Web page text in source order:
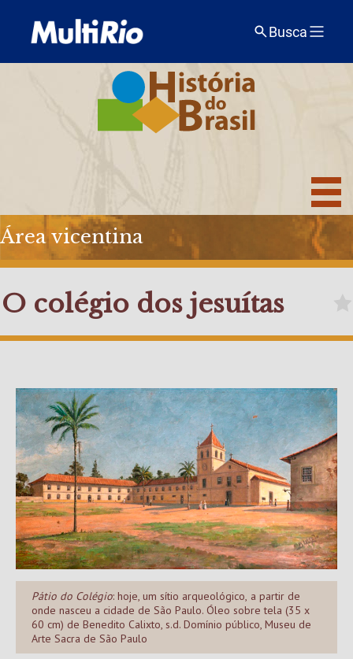
Busca
Área vicentina
O colégio dos jesuítas
Pátio do Colégio: hoje, um sítio arqueológico, a partir de
onde nasceu a cidade de São Paulo. Óleo sobre tela (35 x
60 cm) de Benedito Calixto, s.d. Domínio público, Museu de
Arte Sacra de São Paulo